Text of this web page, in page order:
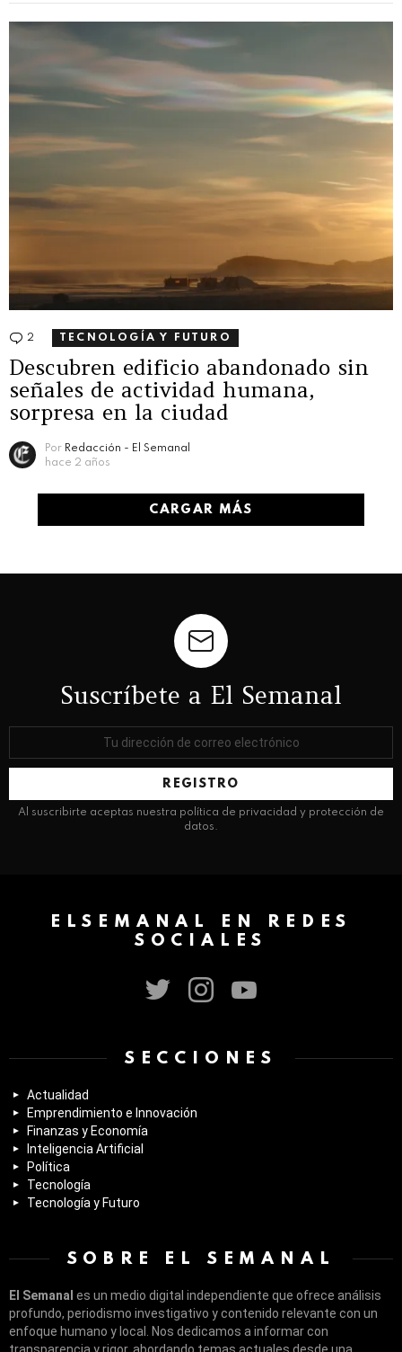
2 Comentarios
TECNOLOGÍA Y FUTURO
Descubren edificio abandonado sin
señales de actividad humana,
sorpresa en la ciudad
Por Redacción - El Semanal
hace 2 años
CARGAR MÁS
Suscríbete a El Semanal
correo
Al suscribirte aceptas nuestra política de privacidad y protección de
datos.
ELSEMANAL EN REDES
SOCIALES
SECCIONES
Actualidad
Emprendimiento e Innovación
Finanzas y Economía
Inteligencia Artificial
Política
Tecnología
Tecnología y Futuro
SOBRE EL SEMANAL
El Semanal es un medio digital independiente que ofrece análisis
profundo, periodismo investigativo y contenido relevante con un
enfoque humano y local. Nos dedicamos a informar con
transparencia y rigor, abordando temas actuales desde una